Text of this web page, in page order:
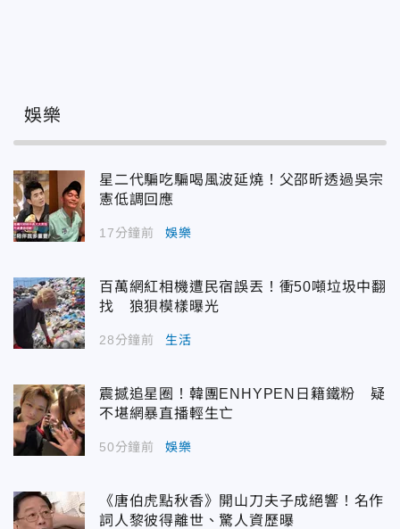
娛樂
星二代騙吃騙喝風波延燒！父邵昕透過吳宗
憲低調回應
17分鐘前 娛樂
百萬網紅相機遭民宿誤丟！衝50噸垃圾中翻
找 狼狽模樣曝光
28分鐘前 生活
震撼追星圈！韓團ENHYPEN日籍鐵粉 疑
不堪網暴直播輕生亡
50分鐘前 娛樂
《唐伯虎點秋香》開山刀夫子成絕響！名作
詞人黎彼得離世、驚人資歷曝